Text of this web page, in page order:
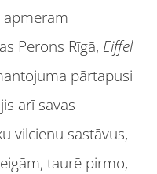
Perons Rīgā, Eiffel
pārtapusi
arī savas
vilcienu sastāvus,
taurē pirmo,